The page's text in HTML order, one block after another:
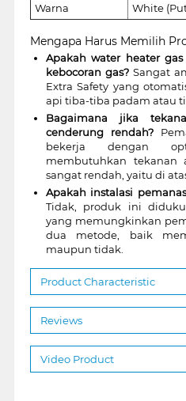
Warna
White
Mengapa Harus Memilih
Apakah water heater
kebocoran gas?Sangat
Extra Safety yang
api tiba-tiba padam atau
Bagaimana jika
cenderung rendah?
bekerja dengan
membutuhkan
sangat rendah, yaitu di
Apakah instalasi
Tidak, produk ini
yang memungkinkan
dua metode, baik
maupun tidak.
Product Characteristic
Reviews
Video Product